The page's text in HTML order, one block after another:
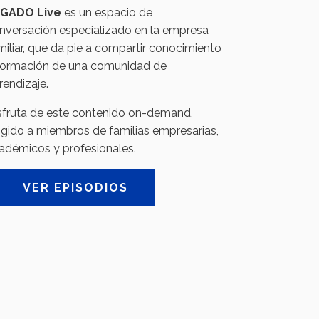
Live es un espacio de
especializado en la empresa
que da pie a compartir conocimiento
de una comunidad de
de este contenido on-demand,
a miembros de familias empresarias,
y profesionales.
VER EPISODIOS